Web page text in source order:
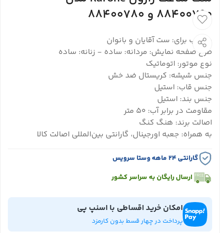
88400790 و 88400780
مناسب برای: ست آقایان و بانوان
طرح صفحه نمایش: مردانه: ساده - زنانه: ساده
نوع موتور: اتوماتیک
جنس شیشه: کریستال ضد خش
جنس قاب: استیل
جنس بند: استیل
مقاومت در برابر آب: 50 متر
اصالت برند: هنگ کنگ
به همراه: جعبه اورجینال، گارانتی بین‌المللی اصالت کالا
گارانتی ۲۴ ماهه وستا سرویس
ارسال رایگان به سراسر کشور
امکان خرید اقساطی با اسنپ پی
پرداخت در چهار قسط بدون کارمزد